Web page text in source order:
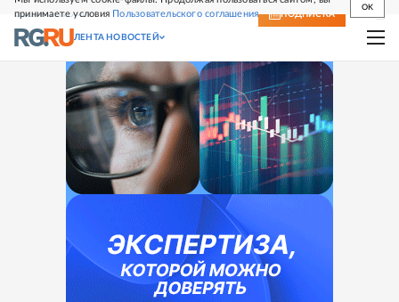
принимаете условия Пользовательского соглашения
OK
СВЕЖИЙ НОМЕР ПОДПИСКА
ЛЕНТА НОВОСТЕЙ